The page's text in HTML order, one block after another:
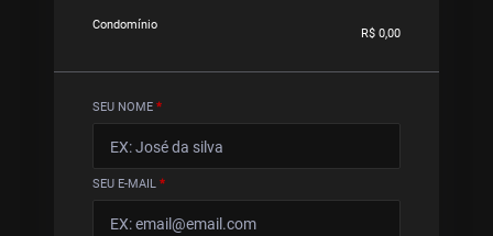
Condomínio
R$ 0,00
SEU NOME *
SEU E-MAIL *